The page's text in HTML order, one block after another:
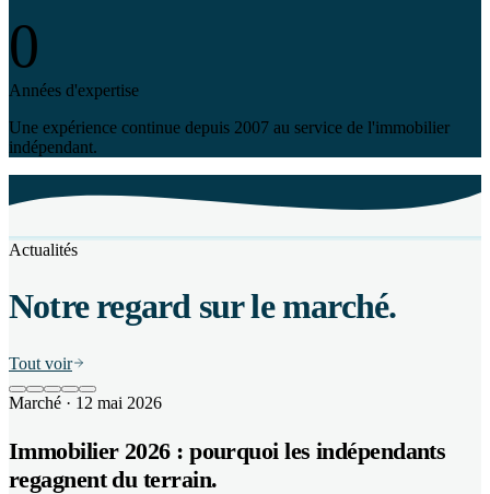
0
Années d'expertise
Une expérience continue depuis 2007 au service de l'immobilier
indépendant.
Actualités
Notre regard sur le marché.
Tout voir
Marché · 12 mai 2026
Immobilier 2026 : pourquoi les indépendants
regagnent du terrain.